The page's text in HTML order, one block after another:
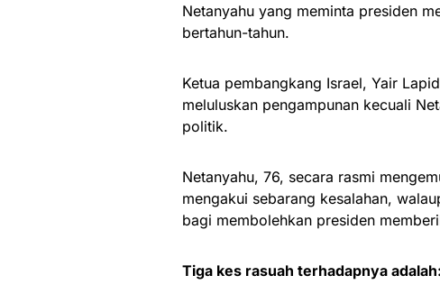
Netanyahu yang meminta presiden
bertahun-tahun.
Ketua pembangkang Israel, Yair
meluluskan pengampunan kecuali
politik.
Netanyahu, 76, secara rasmi
mengakui sebarang kesalahan,
bagi membolehkan presiden
Tiga kes rasuah terhadapnya adalah: